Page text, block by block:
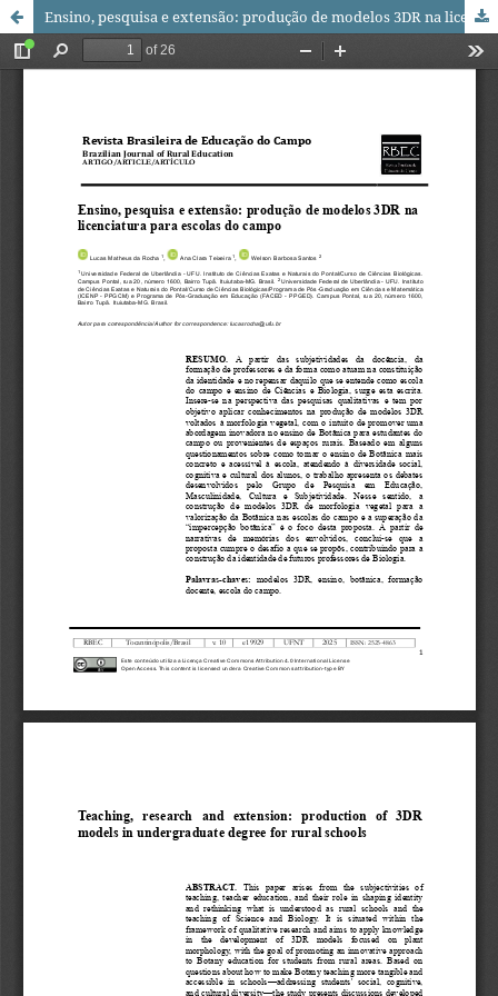
Ensino, pesquisa e extensão: produção de modelos 3DR na licenciatura para escolas do campo